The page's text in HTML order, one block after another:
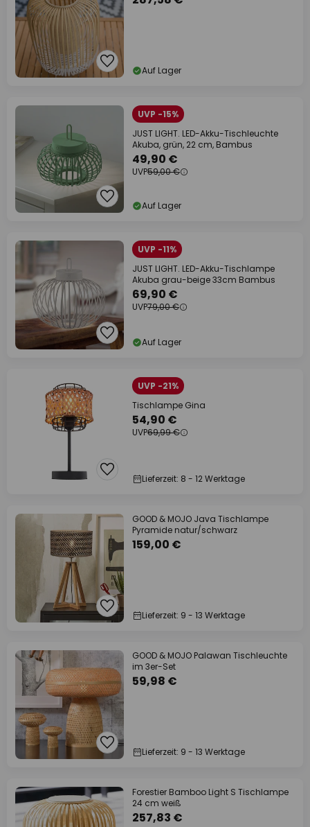
Auf Lager
UVP -15%
JUST LIGHT. LED-Akku-Tischleuchte
Akuba, grün, 22 cm, Bambus
49,90 €
UVP59,00 €
Auf Lager
UVP -11%
JUST LIGHT. LED-Akku-Tischlampe
Akuba grau-beige 33cm Bambus
69,90 €
UVP79,00 €
Auf Lager
UVP -21%
Tischlampe Gina
54,90 €
UVP69,99 €
Lieferzeit: 8 - 12 Werktage
GOOD & MOJO Java Tischlampe
Pyramide natur/schwarz
159,00 €
Lieferzeit: 9 - 13 Werktage
GOOD & MOJO Palawan Tischleuchte
im 3er-Set
59,98 €
Lieferzeit: 9 - 13 Werktage
Forestier Bamboo Light S Tischlampe
24 cm weiß
257,83 €